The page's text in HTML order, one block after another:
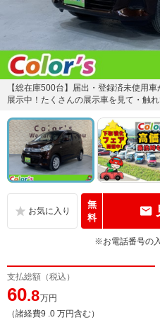
【総在庫500台】届出・登録済未使用
展示中！たくさんの展示車を見て・触
無
料
※お電話番号の
支払総額（税込）
60.8万円
（諸経費9 .0 万円含む）